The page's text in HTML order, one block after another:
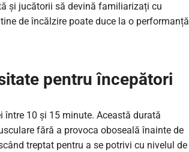
și jucătorii să devină familiarizați cu
de încălzire poate duce la o performanță
pentru începători
între 10 și 15 minute. Această durată
fără a provoca oboseală înainte de
treptat pentru a se potrivi cu nivelul de